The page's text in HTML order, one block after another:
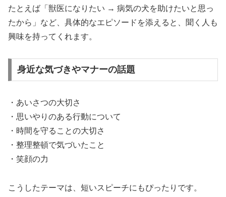
たとえば「獣医になりたい → 病気の犬を助けたいと思っ
たから」など、具体的なエピソードを添えると、聞く人も
興味を持ってくれます。
身近な気づきやマナーの話題
・あいさつの大切さ
・思いやりのある行動について
・時間を守ることの大切さ
・整理整頓で気づいたこと
・笑顔の力
こうしたテーマは、短いスピーチにもぴったりです。